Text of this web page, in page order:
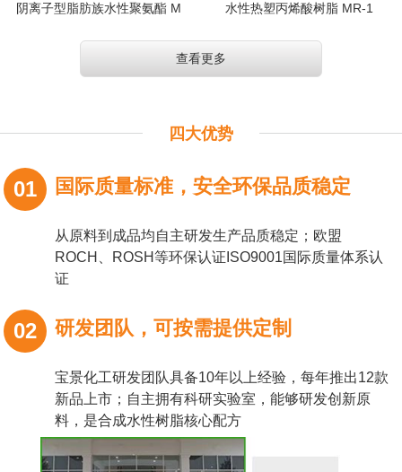
阴离子型脂肪族水性聚氨酯 M 水性热塑丙烯酸树脂 MR-1
查看更多
四大优势
01 国际质量标准，安全环保品质稳定
从原料到成品均自主研发生产品质稳定；欧盟
ROCH、ROSH等环保认证ISO9001国际质量体系认
证
02 研发团队，可按需提供定制
宝景化工研发团队具备10年以上经验，每年推出12款
新品上市；自主拥有科研实验室，能够研发创新原
料，是合成水性树脂核心配方